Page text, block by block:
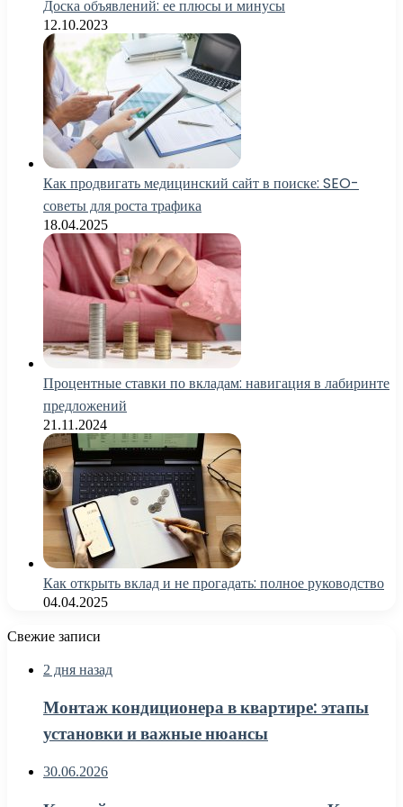
Доска объявлений: ее плюсы и минусы
12.10.2023
Как продвигать медицинский сайт в поиске: SEO-
советы для роста трафика
18.04.2025
Процентные ставки по вкладам: навигация в лабиринте
предложений
21.11.2024
Как открыть вклад и не прогадать: полное руководство
04.04.2025
Свежие записи
2 дня назад
Монтаж кондиционера в квартире: этапы
установки и важные нюансы
30.06.2026